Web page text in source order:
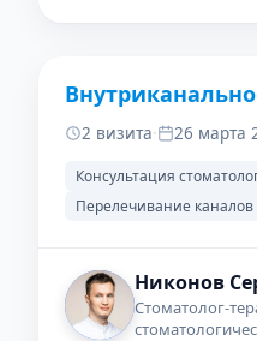
ДО
2 визита· 26 марта
Консультация
Перелечивание каналов
Никонов
Стоматолог-